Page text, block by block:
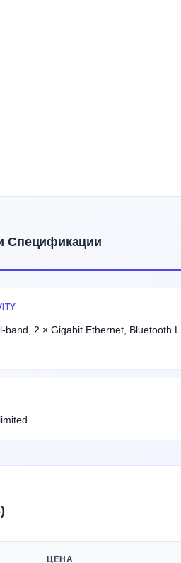
Спецификации
band, 2 × Gigabit Ethernet, Bluetooth
ЦЕНА